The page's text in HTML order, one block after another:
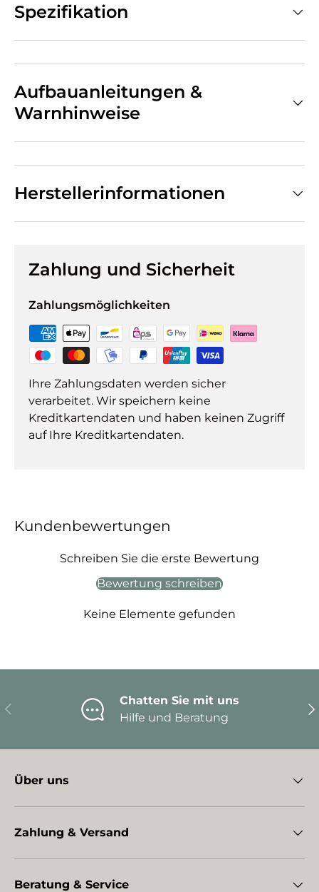
Spezifikation
Aufbauanleitungen &
Warnhinweise
Herstellerinformationen
Zahlung und Sicherheit
Zahlungsmöglichkeiten
Ihre Zahlungsdaten werden sicher
verarbeitet. Wir speichern keine
Kreditkartendaten und haben keinen Zugriff
auf Ihre Kreditkartendaten.
Kundenbewertungen
Schreiben Sie die erste Bewertung
Bewertung schreiben
Keine Elemente gefunden
Vorherige
Chatten Sie mit uns
Hilfe und Beratung
Über uns
Zahlung & Versand
Beratung & Service